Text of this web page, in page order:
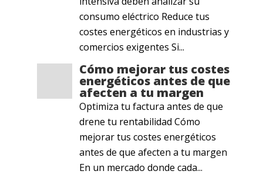
consumo eléctrico Reduce tus
costes energéticos en industrias y
comercios exigentes Si...
Cómo mejorar tus costes
energéticos antes de que
afecten a tu margen
Optimiza tu factura antes de que
drene tu rentabilidad Cómo
mejorar tus costes energéticos
antes de que afecten a tu margen
En un mercado donde cada...